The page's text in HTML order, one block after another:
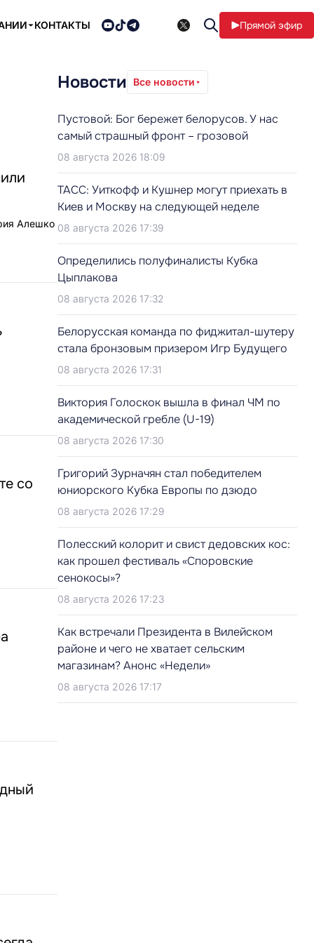
КОНТАКТЫ Прямой эфир
Алешко
со
Новости Все новости
Пустовой: Бог бережет белорусов. У нас
самый страшный фронт – грозовой
08 августа 2026 18:09
ТАСС: Уиткофф и Кушнер могут приехать в
Киев и Москву на следующей неделе
08 августа 2026 17:39
Определились полуфиналисты Кубка
Цыплакова
08 августа 2026 17:32
Белорусская команда по фиджитал-шутеру
стала бронзовым призером Игр Будущего
08 августа 2026 17:31
Виктория Голоскок вышла в финал ЧМ по
академической гребле (U-19)
08 августа 2026 17:30
Григорий Зурначян стал победителем
юниорского Кубка Европы по дзюдо
08 августа 2026 17:29
Полесский колорит и свист дедовских кос:
как прошел фестиваль «Споровские
сенокосы»?
08 августа 2026 17:23
Как встречали Президента в Вилейском
районе и чего не хватает сельским
магазинам? Анонс «Недели»
08 августа 2026 17:17